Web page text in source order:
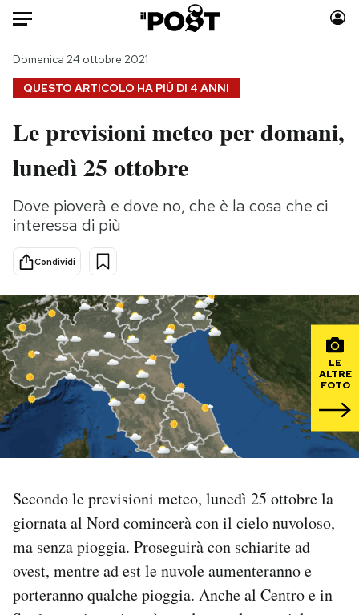
HOME
Italia
Mondo
Politica
Tecnologia
Internet
Scienza
Cultura
Economia
Sport
Moda
Storie/Idee
Altrecose
Mondiali calcio 2026
PODCAST
NEWSLETTER
I MIEI PREFERITI
SHOP
CALENDARIO
QUESTO ARTICOLO HA PIÙ DI 4 ANNI
Domenica 24 ottobre 2021
Le previsioni meteo per domani,
lunedì 25 ottobre
Dove pioverà e dove no, che è la cosa che ci
interessa di più
Condividi
LE
ALTRE
FOTO
Secondo le previsioni meteo, lunedì 25 ottobre la
giornata al Nord comincerà con il cielo nuvoloso,
ma senza pioggia. Proseguirà con schiarite ad
ovest, mentre ad est le nuvole aumenteranno e
porteranno qualche pioggia. Anche al Centro e in